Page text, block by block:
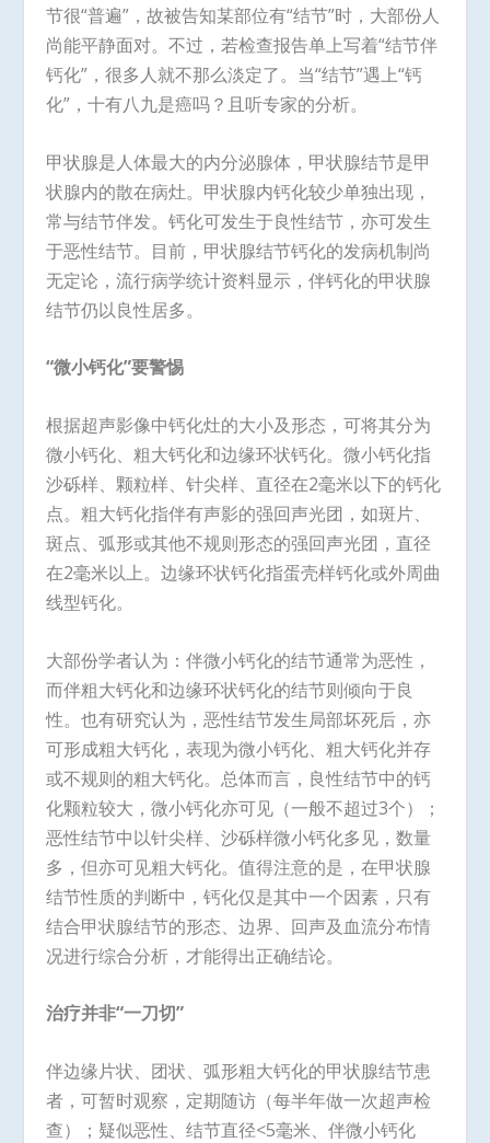
节很“普遍”，故被告知某部位有“结节”时，大部份人
尚能平静面对。不过，若检查报告单上写着“结节伴
钙化”，很多人就不那么淡定了。当“结节”遇上“钙
化”，十有八九是癌吗？且听专家的分析。
甲状腺是人体最大的内分泌腺体，甲状腺结节是甲
状腺内的散在病灶。甲状腺内钙化较少单独出现，
常与结节伴发。钙化可发生于良性结节，亦可发生
于恶性结节。目前，甲状腺结节钙化的发病机制尚
无定论，流行病学统计资料显示，伴钙化的甲状腺
结节仍以良性居多。
“微小钙化”要警惕
根据超声影像中钙化灶的大小及形态，可将其分为
微小钙化、粗大钙化和边缘环状钙化。微小钙化指
沙砾样、颗粒样、针尖样、直径在2毫米以下的钙化
点。粗大钙化指伴有声影的强回声光团，如斑片、
斑点、弧形或其他不规则形态的强回声光团，直径
在2毫米以上。边缘环状钙化指蛋壳样钙化或外周曲
线型钙化。
大部份学者认为：伴微小钙化的结节通常为恶性，
而伴粗大钙化和边缘环状钙化的结节则倾向于良
性。也有研究认为，恶性结节发生局部坏死后，亦
可形成粗大钙化，表现为微小钙化、粗大钙化并存
或不规则的粗大钙化。总体而言，良性结节中的钙
化颗粒较大，微小钙化亦可见（一般不超过3个）；
恶性结节中以针尖样、沙砾样微小钙化多见，数量
多，但亦可见粗大钙化。值得注意的是，在甲状腺
结节性质的判断中，钙化仅是其中一个因素，只有
结合甲状腺结节的形态、边界、回声及血流分布情
况进行综合分析，才能得出正确结论。
治疗并非“一刀切”
伴边缘片状、团状、弧形粗大钙化的甲状腺结节患
者，可暂时观察，定期随访（每半年做一次超声检
查）；疑似恶性、结节直径<5毫米、伴微小钙化